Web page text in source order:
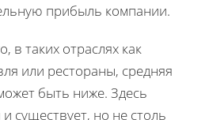
прибыль компании.
в таких отраслях как
или рестораны, средняя
быть ниже. Здесь
существует, но не столь